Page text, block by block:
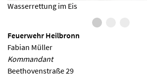
Feuerwehr Heilbronn
Fabian Müller
Kommandant
Beethovenstraße 29